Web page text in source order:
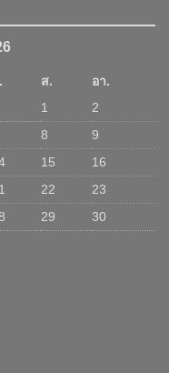
ส.
อา.
1
2
8
9
15
16
22
23
29
30